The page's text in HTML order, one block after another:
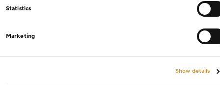
Statistics
Marketing
Show details